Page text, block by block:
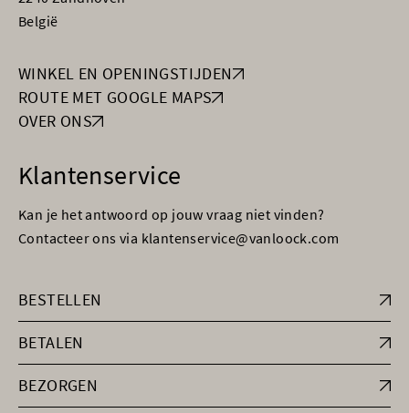
België
WINKEL EN OPENINGSTIJDEN
ROUTE MET GOOGLE MAPS
OVER ONS
Klantenservice
Kan je het antwoord op jouw vraag niet vinden?
Contacteer ons via klantenservice@vanloock.com
BESTELLEN
BETALEN
BEZORGEN